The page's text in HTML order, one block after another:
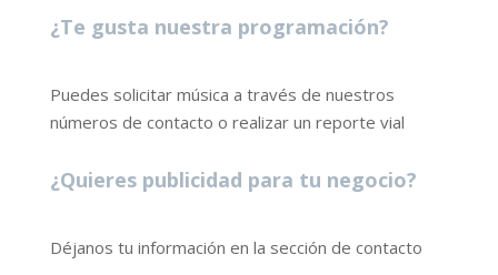
¿Te gusta nuestra programación?
Puedes solicitar música a través de nuestros
números de contacto o realizar un reporte vial
¿Quieres publicidad para tu negocio?
Déjanos tu información en la sección de contacto